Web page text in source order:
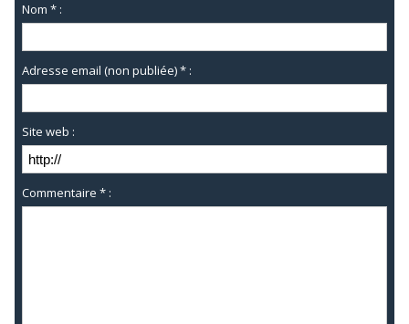
Nom * :
Adresse email (non publiée) * :
Site web :
Commentaire * :